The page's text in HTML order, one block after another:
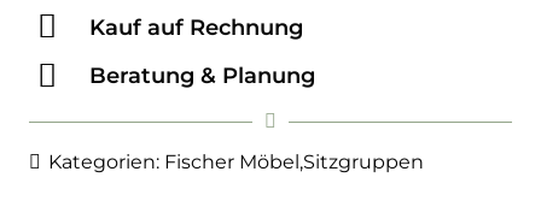
Kauf auf Rechnung
Beratung & Planung
Kategorien: Fischer Möbel ,Sitzgruppen